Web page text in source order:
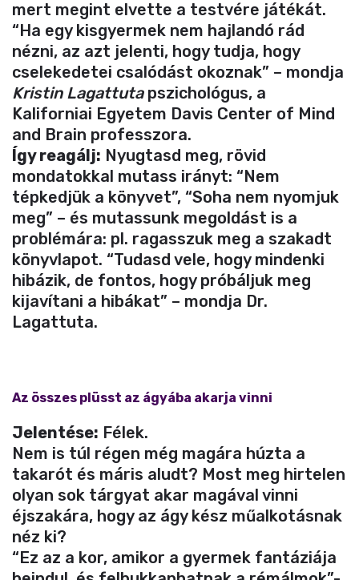
mert megint elvette a testvére játékát.
“Ha egy kisgyermek nem hajlandó rád
nézni, az azt jelenti, hogy tudja, hogy
cselekedetei csalódást okoznak” – mondja
Kristin Lagattutapszichológus, a
Kaliforniai Egyetem Davis Center of Mind
and Brain professzora.
Így reagálj: Nyugtasd meg, rövid
mondatokkal mutass irányt: “Nem
tépkedjük a könyvet”, “Soha nem nyomjuk
meg” – és mutassunk megoldást is a
problémára: pl. ragasszuk meg a szakadt
könyvlapot. “Tudasd vele, hogy mindenki
hibázik, de fontos, hogy próbáljuk meg
kijavítani a hibákat” – mondja Dr.
Lagattuta.
Az összes plüsst az ágyába akarja vinni
Jelentése: Félek.
Nem is túl régen még magára húzta a
takarót és máris aludt? Most meg hirtelen
olyan sok tárgyat akar magával vinni
éjszakára, hogy az ágy kész műalkotásnak
néz ki?
“Ez az a kor, amikor a gyermek fantáziája